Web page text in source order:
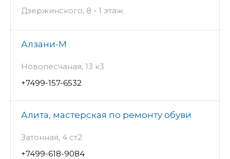
Дзержинского, 8 - 1 этаж
Алзани-М
Новопесчаная, 13 к3
+7499-157-6532
Алита, мастерская по ремонту обуви
Затонная, 4 ст2
+7499-618-9084